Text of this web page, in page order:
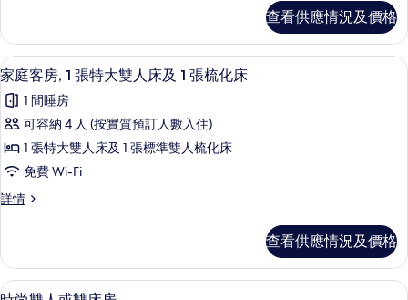
片
詳
情
查看供應情況及價格
載
入
所
有
家
庭
客
1
張
家庭客房, 1 張特大雙人床及 1 張梳化
8
家庭客房, 1 張特大雙人床及 1 張梳化床
1 間睡房
可容納 4 人 (按實質預訂人數入住)
1 張特大雙人床及 1 張標準雙人梳化床
免費 Wi-Fi
詳情
家
1
張
特
查看供應情況及價格
載 高級寢具、羽絨被、特厚豪華床墊、迷
24